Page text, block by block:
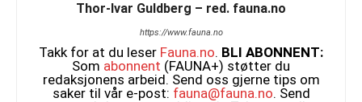
Thor-Ivar Guldberg – red. fauna.no
https://www.fauna.no
Takk for at du leser Fauna.no. BLI ABONNENT:
Som abonnent (FAUNA+) støtter du
redaksjonens arbeid. Send oss gjerne tips om
saker til vår e-post: fauna@fauna.no. Send